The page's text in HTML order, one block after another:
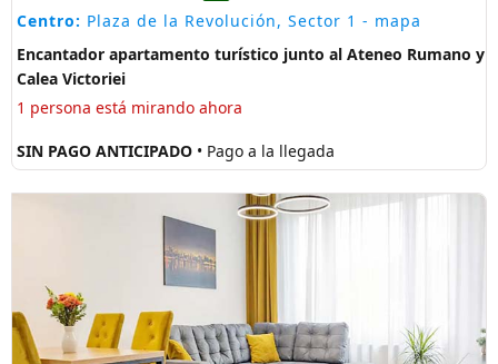
Centro: Plaza de la Revolución, Sector 1 - mapa
Encantador apartamento turístico junto al Ateneo Rumano y
Calea Victoriei
1 persona está mirando ahora
SIN PAGO ANTICIPADO • Pago a la llegada